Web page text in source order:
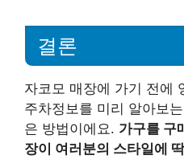
결론
자코모 매장에 가기 전에
주차정보를 미리 알아보
은 방법이에요. 가구를 구
장이 여러분의 스타일에